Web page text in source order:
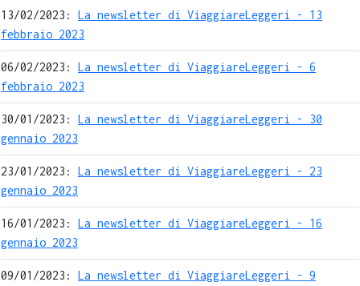
13/02/2023: La newsletter di ViaggiareLeggeri - 13
febbraio 2023
06/02/2023: La newsletter di ViaggiareLeggeri - 6
febbraio 2023
30/01/2023: La newsletter di ViaggiareLeggeri - 30
gennaio 2023
23/01/2023: La newsletter di ViaggiareLeggeri - 23
gennaio 2023
16/01/2023: La newsletter di ViaggiareLeggeri - 16
gennaio 2023
09/01/2023: La newsletter di ViaggiareLeggeri - 9